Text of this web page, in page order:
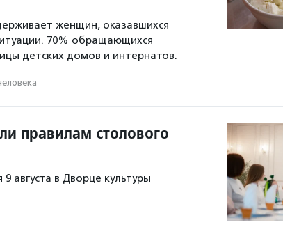
женщин, оказавшихся
70% обращающихся
детских домов и интернатов.
правилам столового
августа в Дворце культуры